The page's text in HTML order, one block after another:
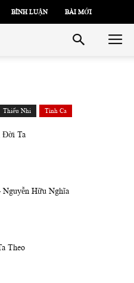
BÌNH LUẬN BÀI MỚI
Thiếu Nhi Tình Ca
Đời Ta
Nguyễn Hữu Nghĩa
Theo